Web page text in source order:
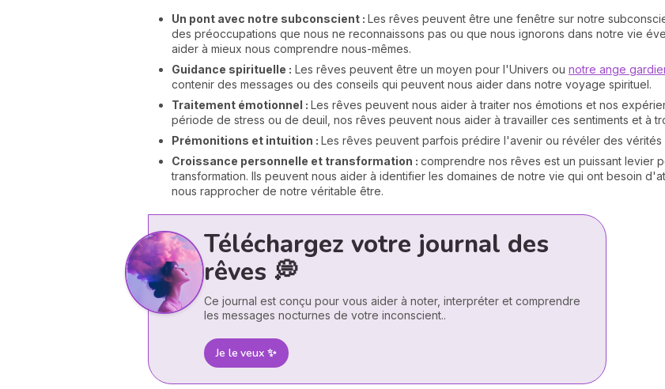
Un pont avec notre subconscient : Les rêves peuvent être une fenêtre sur notre
des préoccupations que nous ne reconnaissons pas ou que nous ignorons dans notre vie
aider à mieux nous comprendre nous-mêmes.
Guidance spirituelle : Les rêves peuvent être un moyen pour l'Univers ou notre ange
contenir des messages ou des conseils qui peuvent nous aider dans notre voyage spirituel.
Traitement émotionnel : Les rêves peuvent nous aider à traiter nos émotions et nos
période de stress ou de deuil, nos rêves peuvent nous aider à travailler ces sentiments et à
Prémonitions et intuition : Les rêves peuvent parfois prédire l'avenir ou révéler des vérités
Croissance personnelle et transformation : comprendre nos rêves est un puissant levier
transformation. Ils peuvent nous aider à identifier les domaines de notre vie qui ont besoin
nous rapprocher de notre véritable être.
Téléchargez votre journal des
rêves 💭
Ce journal est conçu pour vous aider à noter, interpréter et comprendre
les messages nocturnes de votre inconscient..
Je le veux ✨